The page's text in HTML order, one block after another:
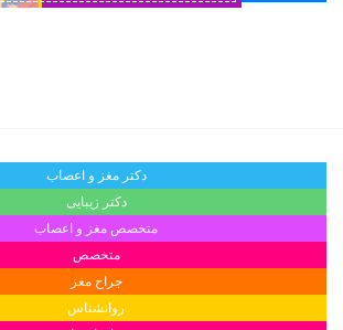
دکتر مغز و اعصاب
دکتر زیبایی
متخصص مغز و اعصاب
متخصص
جراح مغز
روانشناس